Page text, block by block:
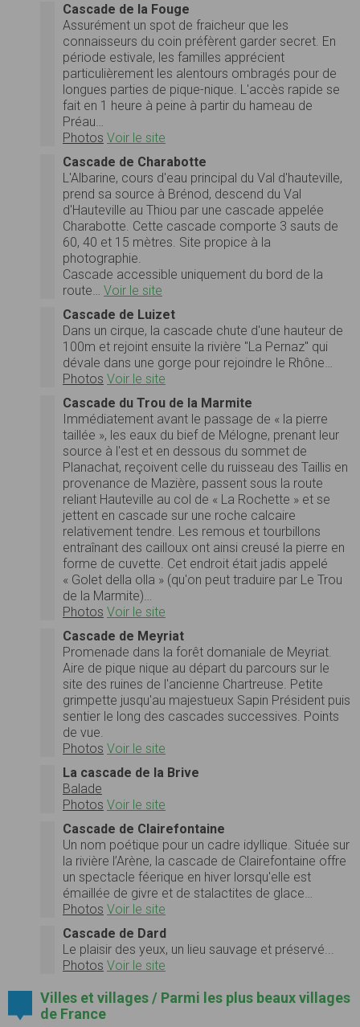
Cascade de la Fouge
Assurément un spot de fraicheur que les
connaisseurs du coin préfèrent garder secret. En
période estivale, les familles apprécient
particulièrement les alentours ombragés pour de
longues parties de pique-nique. L'accès rapide se
fait en 1 heure à peine à partir du hameau de
Préau…
Photos Voir le site
Cascade de Charabotte
L'Albarine, cours d'eau principal du Val d'hauteville,
prend sa source à Brénod, descend du Val
d'Hauteville au Thiou par une cascade appelée
Charabotte. Cette cascade comporte 3 sauts de
60, 40 et 15 mètres. Site propice à la
photographie.
Cascade accessible uniquement du bord de la
route… Voir le site
Cascade de Luizet
Dans un cirque, la cascade chute d'une hauteur de
100m et rejoint ensuite la rivière "La Pernaz" qui
dévale dans une gorge pour rejoindre le Rhône…
Photos Voir le site
Cascade du Trou de la Marmite
Immédiatement avant le passage de « la pierre
taillée », les eaux du bief de Mélogne, prenant leur
source à l'est et en dessous du sommet de
Planachat, reçoivent celle du ruisseau des Taillis en
provenance de Mazière, passent sous la route
reliant Hauteville au col de « La Rochette » et se
jettent en cascade sur une roche calcaire
relativement tendre. Les remous et tourbillons
entraînant des cailloux ont ainsi creusé la pierre en
forme de cuvette. Cet endroit était jadis appelé
« Golet della olla » (qu'on peut traduire par Le Trou
de la Marmite)…
Photos Voir le site
Cascade de Meyriat
Promenade dans la forêt domaniale de Meyriat.
Aire de pique nique au départ du parcours sur le
site des ruines de l'ancienne Chartreuse. Petite
grimpette jusqu'au majestueux Sapin Président puis
sentier le long des cascades successives. Points
de vue.
Photos Voir le site
La cascade de la Brive
Balade
Photos Voir le site
Cascade de Clairefontaine
Un nom poétique pour un cadre idyllique. Située sur
la rivière l’Arène, la cascade de Clairefontaine offre
un spectacle féerique en hiver lorsqu'elle est
émaillée de givre et de stalactites de glace…
Photos Voir le site
Cascade de Dard
Le plaisir des yeux, un lieu sauvage et préservé...
Photos Voir le site
Villes et villages / Parmi les plus beaux villages
de France